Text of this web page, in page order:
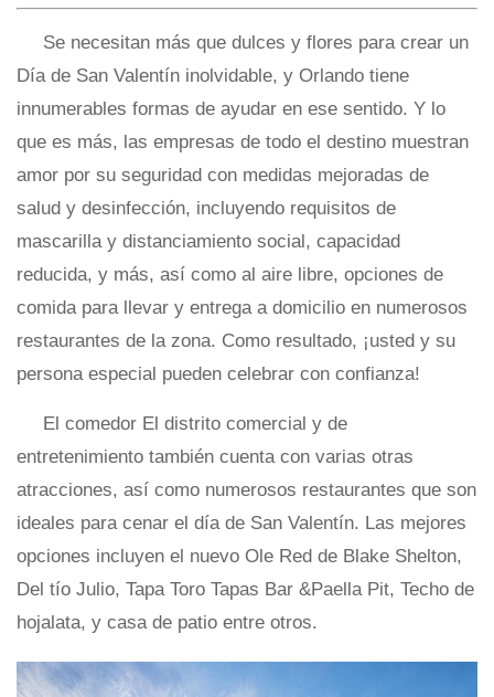
Se necesitan más que dulces y flores para crear un
Día de San Valentín inolvidable, y Orlando tiene
innumerables formas de ayudar en ese sentido. Y lo
que es más, las empresas de todo el destino muestran
amor por su seguridad con medidas mejoradas de
salud y desinfección, incluyendo requisitos de
mascarilla y distanciamiento social, capacidad
reducida, y más, así como al aire libre, opciones de
comida para llevar y entrega a domicilio en numerosos
restaurantes de la zona. Como resultado, ¡usted y su
persona especial pueden celebrar con confianza!
El comedor El distrito comercial y de
entretenimiento también cuenta con varias otras
atracciones, así como numerosos restaurantes que son
ideales para cenar el día de San Valentín. Las mejores
opciones incluyen el nuevo Ole Red de Blake Shelton,
Del tío Julio, Tapa Toro Tapas Bar &Paella Pit, Techo de
hojalata, y casa de patio entre otros.